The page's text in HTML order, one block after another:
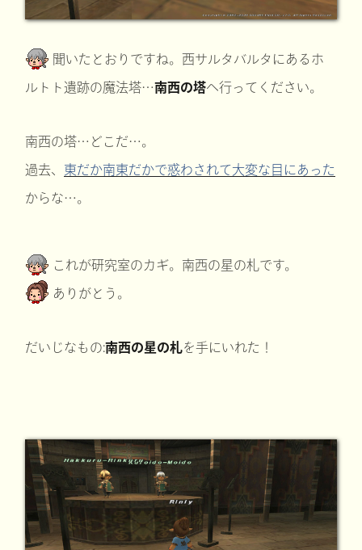
聞いたとおりですね。西サルタバルタにあるホ
ルトト遺跡の魔法塔…南西の塔へ行ってください。
南西の塔…どこだ…。
過去、 東だか南東だかで惑わされて大変な目にあった
からな…。
これが研究室のカギ。南西の星の札です。
ありがとう。
だいじなもの:南西の星の札を手にいれた！